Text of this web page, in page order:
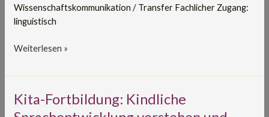
Wissenschaftskommunikation / Transfer Fachlicher Zugang:
linguistisch
Weiterlesen »
Kita-Fortbildung: Kindliche
Kita-